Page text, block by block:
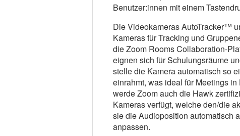
Benutzer:innen mit einem
Die Videokameras AutoTracker™
Kameras für Tracking und
die Zoom Rooms Collaboration-
eignen sich für Schulungsräume
stelle die Kamera automatisch so
einrahmt, was ideal für Meetings
werde Zoom auch die Hawk
Kameras verfügt, welche den/die
sie die Audioposition automatisch
anpassen.